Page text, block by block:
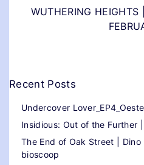
WUTHERING HEIGHTS
Recent Posts
Undercover
Insidious: Out of the Further
The End of Oak Street |
bioscoop